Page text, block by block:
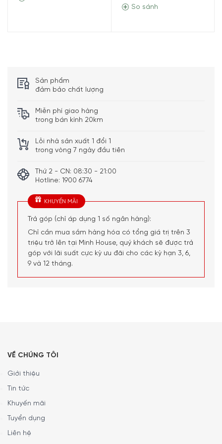
Thố Nướng Riess Country Flora 0433-070 phù hợp để sử
dụng với tất cả các loại bếp (gas, điện, gốm, cảm ứng từ
và thậm chí cả ngọn lửa trần). Nhờ có lõi sắt nên nhiệt
được dẫn nhanh sau đó được giữ lại đảm bảo nấu ăn bền
vững, tiết kiệm năng lượng.
Bề mặt thủy tinh nhẵn, đảm bảo vệ sinh hoàn hảo, dễ làm
So sánh
Sản phẩm
đảm bảo chất lượng
Miễn phí giao hàng
trong bán kính 20km
Lỗi nhà sản xuất 1 đổi 1
trong vòng 7 ngày đầu tiên
Thứ 2 - CN: 08:30 - 21:00
Hotline: 1900 6774
KHUYẾN MÃI
Trả góp (chỉ áp dụng 1 số ngân hàng):
Chỉ cần mua sắm hàng hóa có tổng giá trị trên 3
triệu trở lên tại Minh House, quý khách sẽ được trả
góp với lãi suất cực kỳ ưu đãi cho các kỳ hạn 3, 6,
9 và 12 tháng.
VỀ CHÚNG TÔI
Giới thiệu
Tin tức
Khuyến mãi
Tuyển dụng
Liên hệ